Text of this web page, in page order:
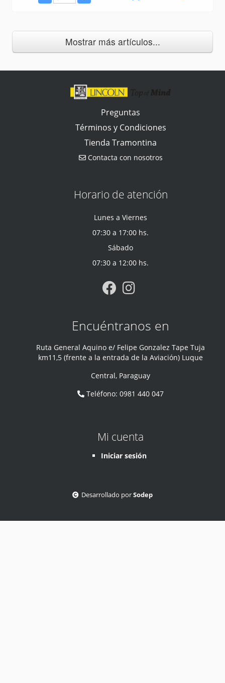
Mostrar más artículos...
Preguntas
Términos y Condiciones
Tienda Tramontina
Contacta con nosotros
Horario de atención
Lunes a Viernes
07:30 a 17:00 hs.
Sábado
07:30 a 12:00 hs.
Encuéntranos en
Ruta General Aquino e/ Felipe Gonzalez Tape Tuja
km11,5 (frente a la entrada de la Aviación) Luque
Central, Paraguay
Teléfono:0981 440 047
Mi cuenta
Iniciar sesión
Desarrollado porSodep